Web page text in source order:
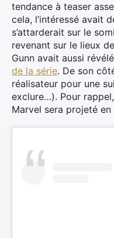
tendance à teaser
cela, l’intéressé avait
s’attarderait sur le
revenant sur le lieux
Gunn avait aussi
de la série. De son
réalisateur pour une
exclure…). Pour
Marvel sera projeté